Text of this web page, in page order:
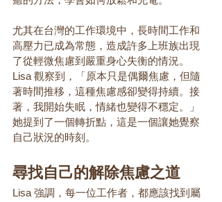
尤其在台灣的工作環境中，長時間工作和
高壓力已成為常態，造成許多上班族出現
了從輕微焦慮到嚴重身心失衡的情況。
Lisa 觀察到，「原本只是偶爾焦慮，但隨
著時間推移，這種焦慮感卻變得持續。接
著，我開始失眠，情緒也變得不穩定。」
她提到了一個轉折點，這是一個讓她覺察
自己狀況的時刻。
尋找自己的解除焦慮之道
Lisa 強調，每一位工作者，都應該找到屬